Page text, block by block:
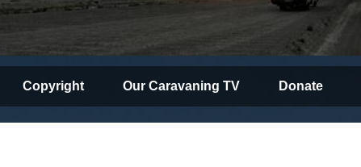
Copyright Our Caravaning TV Donate